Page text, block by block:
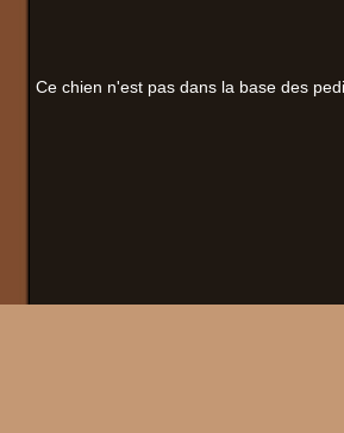
Ce chien n'est pas dans la base des